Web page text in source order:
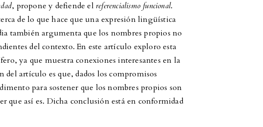
, propone y defiende el referencialismo funcional.
de lo que hace que una expresión lingüística
también argumenta que los nombres propios no
del contexto. En este artículo exploro esta
ya que muestra conexiones interesantes en la
del artículo es que, dados los compromisos
para sostener que los nombres propios son
que así es. Dicha conclusión está en conformidad